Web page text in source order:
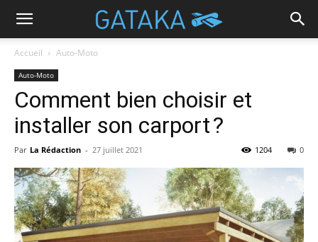
Accueil Auto-Moto
Auto-Moto
Comment bien choisir et
installer son carport ?
Par La Rédaction - 27 juillet 2021 0
1204